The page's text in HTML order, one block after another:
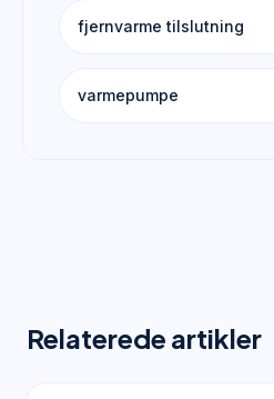
fjernvarme tilslutning
varmepumpe
Relaterede artikler